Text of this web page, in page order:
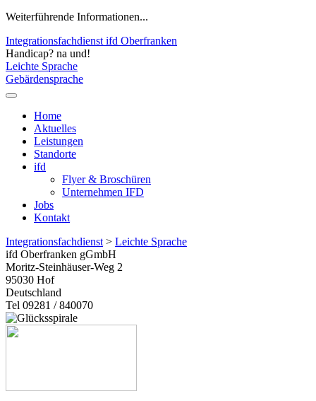
Weiterführende Informationen...
Integrationsfachdienst ifd Oberfranken
Handicap? na und!
Leichte Sprache
Gebärdensprache
Home
Aktuelles
Leistungen
Standorte
ifd
Flyer & Broschüren
Unternehmen IFD
Jobs
Kontakt
Integrationsfachdienst > Leichte Sprache
ifd Oberfranken gGmbH
Moritz-Steinhäuser-Weg 2
95030 Hof
Deutschland
Tel 09281 / 840070